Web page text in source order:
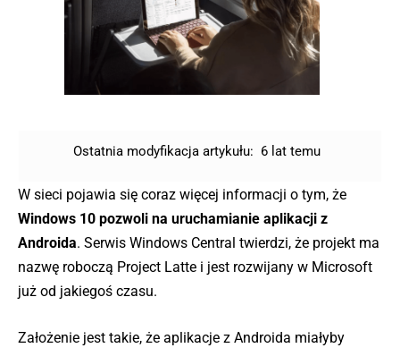
Ostatnia modyfikacja artykułu: 6 lat temu
W sieci pojawia się coraz więcej informacji o tym, że
Windows 10 pozwoli na uruchamianie aplikacji z
Androida. Serwis Windows Central twierdzi, że projekt ma
nazwę roboczą Project Latte i jest rozwijany w Microsoft
już od jakiegoś czasu.
Założenie jest takie, że aplikacje z Androida miałyby